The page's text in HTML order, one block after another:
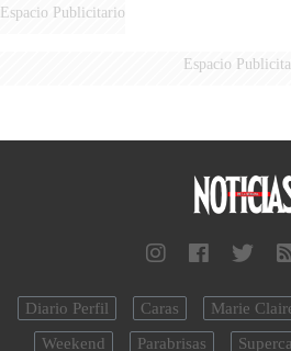
Espacio Publicitario
Espacio
Diario Perfil Caras Marie
Weekend
Parabrisas